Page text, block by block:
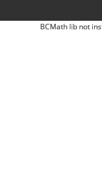
BCMath lib not